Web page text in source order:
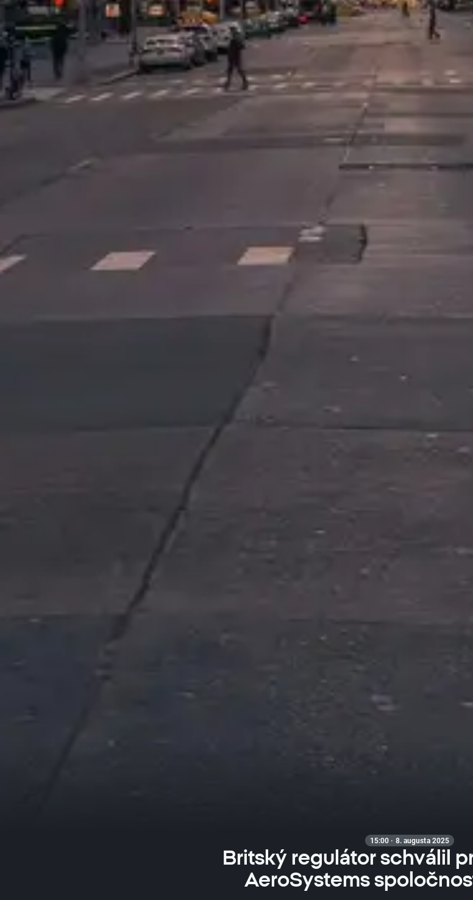
15:00 · 8. augusta 2025
Britský regulátor schválil
AeroSystems